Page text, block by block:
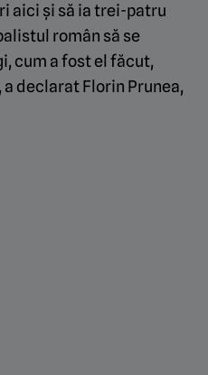
aici și să ia trei-patru
român să se
cum a fost el făcut,
declarat Florin Prunea,